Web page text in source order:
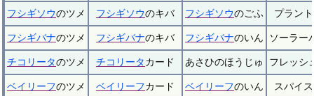
フシギソウのツメ フシギソウのキバ フシギソウのごふ プラン
フシギバナのツメ フシギバナのキバ フシギバナのいん ソーラー
チコリータのツメ チコリータカード あさひのほうじゅ フレッシ
ベイリーフのツメ ベイリーフカード ベイリーフのいん スパイ